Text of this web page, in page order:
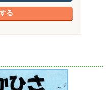
る